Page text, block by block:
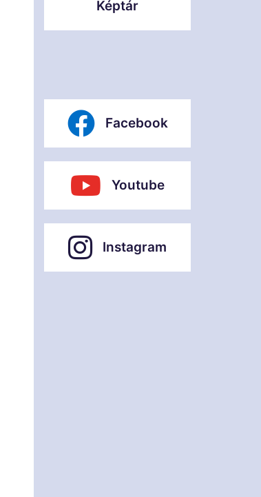
Képtár
Facebook
Youtube
Instagram